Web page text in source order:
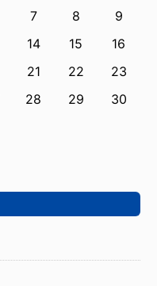
7 8
9
14 15
16
21 22
23
28 29
30